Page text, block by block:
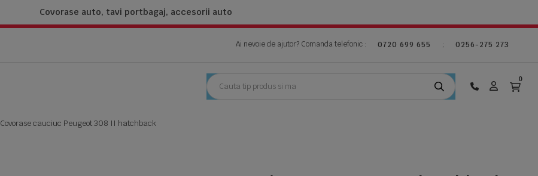
Covorase auto, tavi portbagaj, accesorii auto
Ai nevoie de ajutor? Comanda telefonic : 0720 699 655 ; 0256-275 273
0
Covorase cauciuc Peugeot 308 II hatchback